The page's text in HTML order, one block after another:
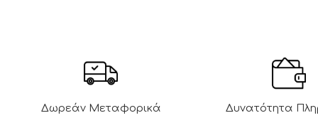
Δωρεάν Μεταφορικά Δυνατότητα